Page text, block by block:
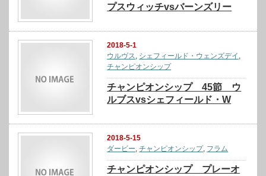
プスウィッチvsバーンズリー
2018-5-1
ウルヴス, シェフィールド・ウェンズデイ ,
チャンピオンシップ
チャンピオンシップ 45節 ウ
ルブスvsシェフィールド・W
2018-5-15
ダービー,チャンピオンシップ, フラム
チャンピオンシップ プレーオ